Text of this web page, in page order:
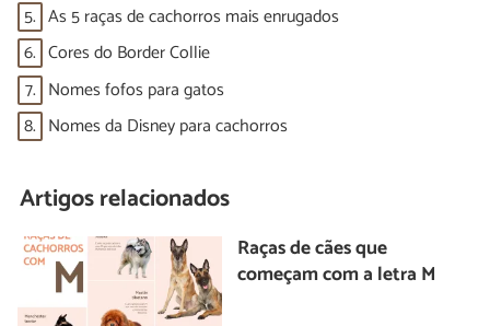
5. As 5 raças de cachorros mais enrugados
6. Cores do Border Collie
7. Nomes fofos para gatos
8. Nomes da Disney para cachorros
Artigos relacionados
Raças de cães que
começam com a letra M